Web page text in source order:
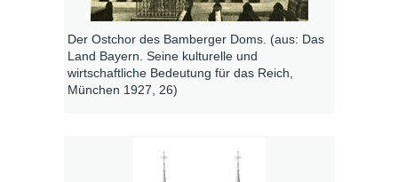
Der Ostchor des Bamberger Doms. (aus: Das
Land Bayern. Seine kulturelle und
wirtschaftliche Bedeutung für das Reich,
München 1927, 26)